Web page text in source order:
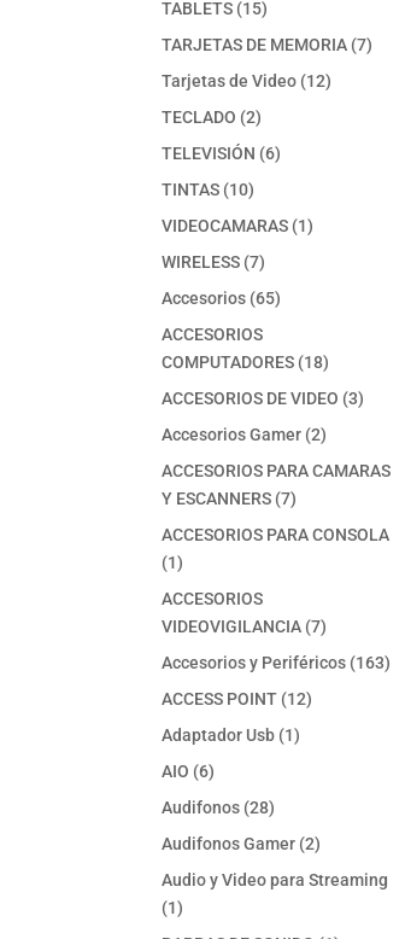
TABLETS 1515
productos
TARJETAS DE MEMORIA 77
Tarjetas de Video 1212
TECLADO 22
productos
TELEVISIÓN 66
TINTAS 1010
productos
VIDEOCAMARAS 11
WIRELESS 77
productos
Accesorios 6565
ACCESORIOS
COMPUTADORES 1818
productos
ACCESORIOS DE VIDEO 33
Accesorios Gamer 22
productos
ACCESORIOS PARA CAMARAS
Y ESCANNERS 77
productos
ACCESORIOS PARA CONSOLA
11
producto
ACCESORIOS
VIDEOVIGILANCIA 77
productos
Accesorios y Periféricos 163163
ACCESS POINT 1212
Adaptador Usb 11
AIO 66
productos
Audifonos 2828
productos
Audifonos Gamer 22
productos
Audio y Video para Streaming
11
producto